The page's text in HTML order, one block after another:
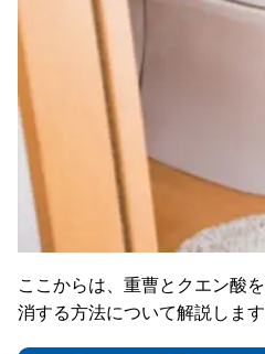
ここからは、重曹とクエン酸
消する方法について解説します